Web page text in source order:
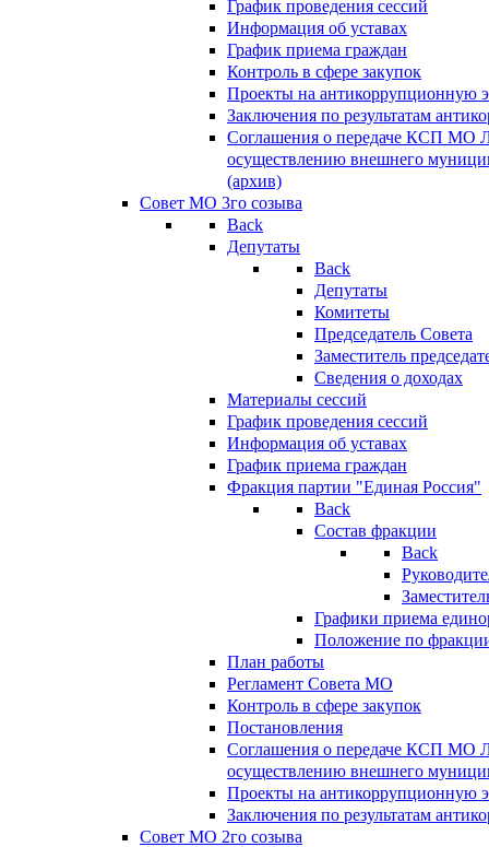
График проведения сессий
Информация об уставах
График приема граждан
Контроль в сфере закупок
Проекты на антикоррупционную
Заключения по результатам
Соглашения о передаче КСП МО
осуществлению внешнего
(архив)
Совет МО 3го созыва
Back
Депутаты
Back
Депутаты
Комитеты
Председатель Совета
Заместитель
Сведения о доходах
Материалы сессий
График проведения сессий
Информация об уставах
График приема граждан
Фракция партии "Единая Россия"
Back
Состав фракции
Back
Графики приема
Положение по
План работы
Регламент Совета МО
Контроль в сфере закупок
Постановления
Соглашения о передаче КСП МО
осуществлению внешнего
Проекты на антикоррупционную
Заключения по результатам
Совет МО 2го созыва